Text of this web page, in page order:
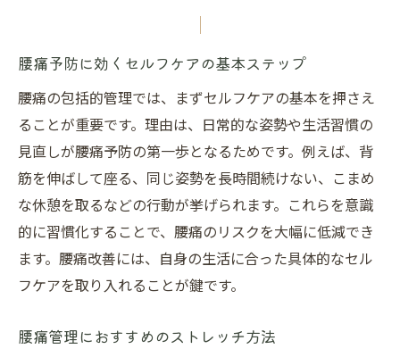
腰痛予防に効くセルフケアの基本ステップ
腰痛の包括的管理では、まずセルフケアの基本を押さえ
ることが重要です。理由は、日常的な姿勢や生活習慣の
見直しが腰痛予防の第一歩となるためです。例えば、背
筋を伸ばして座る、同じ姿勢を長時間続けない、こまめ
な休憩を取るなどの行動が挙げられます。これらを意識
的に習慣化することで、腰痛のリスクを大幅に低減でき
ます。腰痛改善には、自身の生活に合った具体的なセル
フケアを取り入れることが鍵です。
腰痛管理におすすめのストレッチ方法